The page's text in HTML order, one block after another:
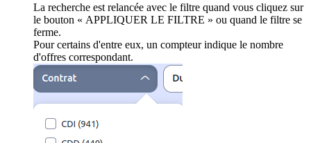
La recherche est relancée avec le filtre quand vous cliquez sur
le bouton « APPLIQUER LE FILTRE » ou quand le filtre se
ferme.
Pour certains d'entre eux, un compteur indique le nombre
d'offres correspondant.